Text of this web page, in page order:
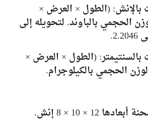
بالإنش: (الطول × العرض ×
/ 139 = الوزن الحجمي بالباوند. لتحويله إلى
بالسنتيمتر: (الطول × العرض ×
12 × 10 × 8 إنش.